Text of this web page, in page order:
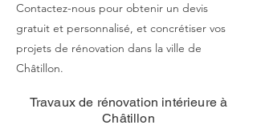
Contactez-nous pour obtenir un devis
gratuit et personnalisé, et concrétiser vos
projets de rénovation dans la ville de
Châtillon.
Travaux de rénovation intérieure à
Châtillon